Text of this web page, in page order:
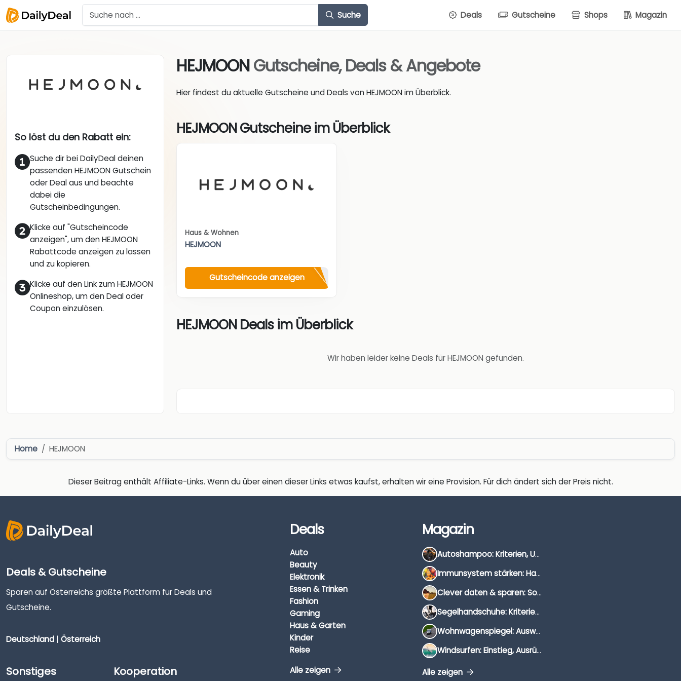
Suche Deals Gutscheine Shops Magazin
So löst du den Rabatt ein:
Suche dir bei DailyDeal deinen
passenden HEJMOON Gutschein
oder Deal aus und beachte
dabei die
Gutscheinbedingungen.
Klicke auf "Gutscheincode
anzeigen", um den HEJMOON
Rabattcode anzeigen zu lassen
und zu kopieren.
Klicke auf den Link zum HEJMOON
Onlineshop, um den Deal oder
Coupon einzulösen.
HEJMOONGutscheine, Deals & Angebote
Hier findest du aktuelle Gutscheine und Deals von HEJMOON im Überblick.
HEJMOON Gutscheine im Überblick
Haus & Wohnen
HEJMOON
Gutscheincode anzeigen
HEJMOON Deals im Überblick
Wir haben leider keine Deals für HEJMOON gefunden.
Home HEJMOON
Dieser Beitrag enthält Affiliate-Links. Wenn du über einen dieser Links etwas kaufst, erhalten wir eine Provision. Für dich ändert sich der Preis nicht.
Deals & Gutscheine
Sparen auf Österreichs größte Plattform für Deals und
Gutscheine.
Deutschland | Österreich
Sonstiges Kooperation
Deals
Auto
Beauty
Elektronik
Essen & Trinken
Fashion
Gaming
Haus & Garten
Kinder
Reise
Alle zeigen
Magazin
Autoshampoo: Kriterien, Unterschiede & Anwendung
Immunsystem stärken: Hausmittel, Vitamine & Wissenswertes
Clever daten & sparen: So findest du die besten Deals für Dates und Unternehmungen
Segelhandschuhe: Kriterien, Materialien & Tipps
Wohnwagenspiegel: Auswahl, Preise & Montage
Windsurfen: Einstieg, Ausrüstung & Tipps
Alle zeigen